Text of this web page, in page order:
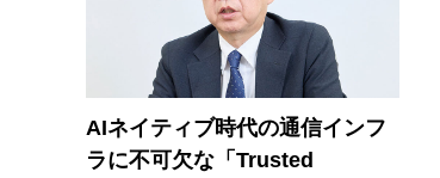
AIネイティブ時代の通信インフ
ラに不可欠な「Trusted